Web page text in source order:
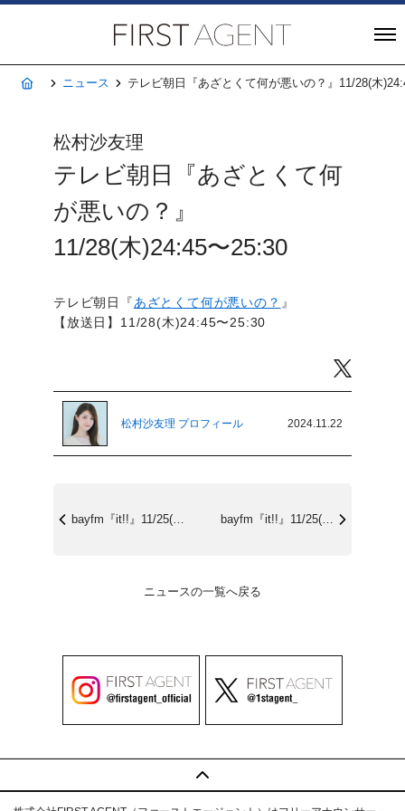
ホームニュース テレビ朝日『あざとくて何が悪いの？』11/28(木
松村沙友理
テレビ朝日『あざとくて何
が悪いの？』
11/28(木)24:45〜25:30
テレビ朝日『あざとくて何が悪いの？ 』
【放送日】11/28(木)24:45〜25:30
松村沙友理 プロフィール 2024.11.22
bayfm『it!!』11/25(月)1... bayfm『it!!』11/25(月)1...
ニュースの一覧へ戻る